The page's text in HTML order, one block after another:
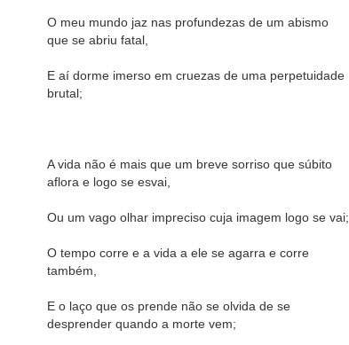
O meu mundo jaz nas profundezas de um abismo
que se abriu fatal,
E aí dorme imerso em cruezas de uma perpetuidade
brutal;
A vida não é mais que um breve sorriso que súbito
aflora e logo se esvai,
Ou um vago olhar impreciso cuja imagem logo se vai;
O tempo corre e a vida a ele se agarra e corre
também,
E o laço que os prende não se olvida de se
desprender quando a morte vem;